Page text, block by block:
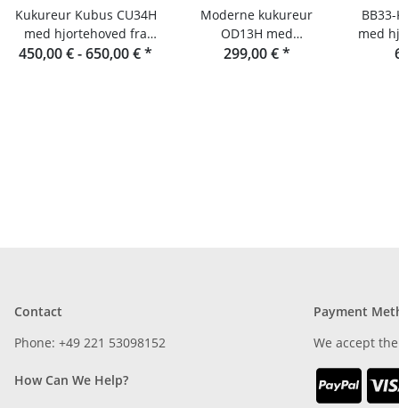
Kukureur Kubus CU34H
med hjortehoved fra
Rombach & Haas
450,00 € -650,00 €*
Moderne kukureur
OD13H med
hjortemotiv fra
299,00 €*
med
Contact
Phone: +49 221 53098152
How Can We Help?
Payment
We accept